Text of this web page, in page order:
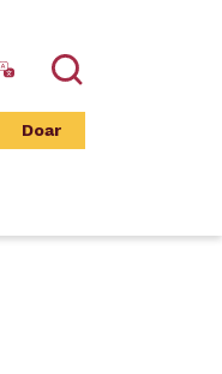
Search
Doar